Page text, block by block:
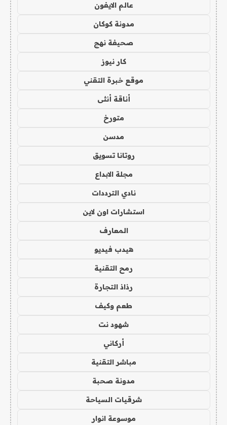
عالم الايفون
مدونة كوكان
صحيفة نهج
كار نيوز
موقع خبرة التقني
أناقة أنثى
متورخ
مدسن
روتانا تسويق
مجلة الابداع
نادي الترددات
استشارات اون لاين
المعارف
هيدب فيديو
رمح التقنية
رذاذ التجارة
طعم وكيف
شهود نت
أركاني
مباشر التقنية
مدونة صحبة
شرقيات السياحة
موسوعة انوار